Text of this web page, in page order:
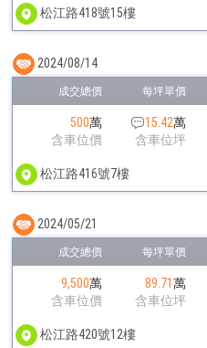
松江路418號15樓
500萬
含車位價
15.42萬
含車位坪
松江路416號7樓
2024/08/14
9,500萬
含車位價
89.71萬
含車位坪
松江路420號12樓
2024/05/21